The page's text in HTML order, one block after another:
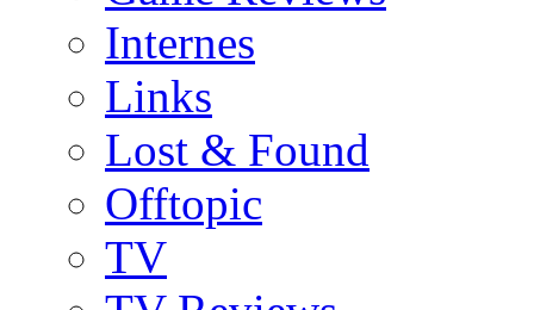
Internes
Links
Lost & Found
Offtopic
TV